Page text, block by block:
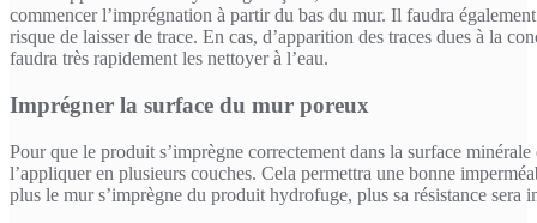
commencer l’imprégnation à partir du bas du mur. Il faudra
risque de laisser de trace. En cas, d’apparition des traces dues à la
faudra très rapidement les nettoyer à l’eau.
Imprégner la surface du mur poreux
Pour que le produit s’imprègne correctement dans la surface
l’appliquer en plusieurs couches. Cela permettra une bonne
plus le mur s’imprègne du produit hydrofuge, plus sa résistance sera